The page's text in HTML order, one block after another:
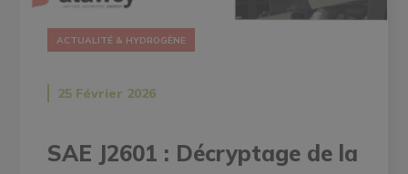
ACTUALITÉ & HYDROGÈNE
25 Février 2026
SAE J2601 : Décryptage de la